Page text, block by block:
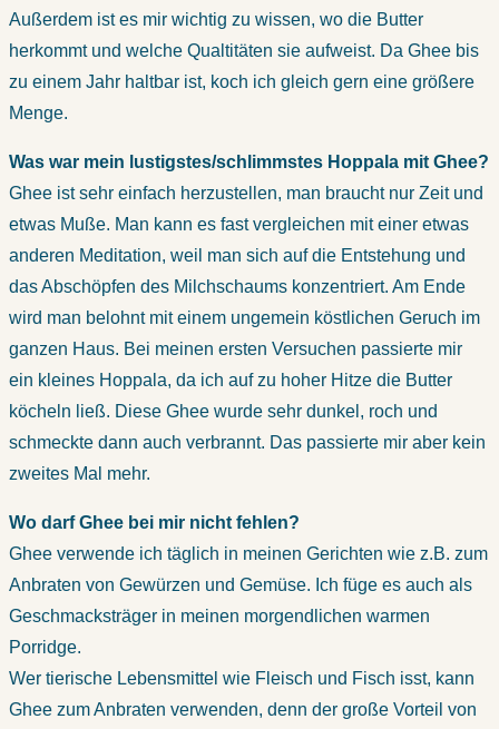
Außerdem ist es mir wichtig zu wissen, wo die Butter
herkommt und welche Qualtitäten sie aufweist. Da Ghee bis
zu einem Jahr haltbar ist, koch ich gleich gern eine größere
Menge.
Was war mein lustigstes/schlimmstes Hoppala mit Ghee?
Ghee ist sehr einfach herzustellen, man braucht nur Zeit und
etwas Muße. Man kann es fast vergleichen mit einer etwas
anderen Meditation, weil man sich auf die Entstehung und
das Abschöpfen des Milchschaums konzentriert. Am Ende
wird man belohnt mit einem ungemein köstlichen Geruch im
ganzen Haus. Bei meinen ersten Versuchen passierte mir
ein kleines Hoppala, da ich auf zu hoher Hitze die Butter
köcheln ließ. Diese Ghee wurde sehr dunkel, roch und
schmeckte dann auch verbrannt. Das passierte mir aber kein
zweites Mal mehr.
Wo darf Ghee bei mir nicht fehlen?
Ghee verwende ich täglich in meinen Gerichten wie z.B. zum
Anbraten von Gewürzen und Gemüse. Ich füge es auch als
Geschmacksträger in meinen morgendlichen warmen
Porridge.
Wer tierische Lebensmittel wie Fleisch und Fisch isst, kann
Ghee zum Anbraten verwenden, denn der große Vorteil von